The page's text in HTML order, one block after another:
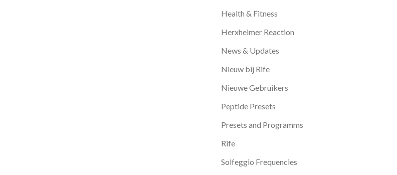
Health & Fitness
Herxheimer Reaction
News & Updates
Nieuw bij Rife
Nieuwe Gebruikers
Peptide Presets
Presets and Programms
Rife
Solfeggio Frequencies